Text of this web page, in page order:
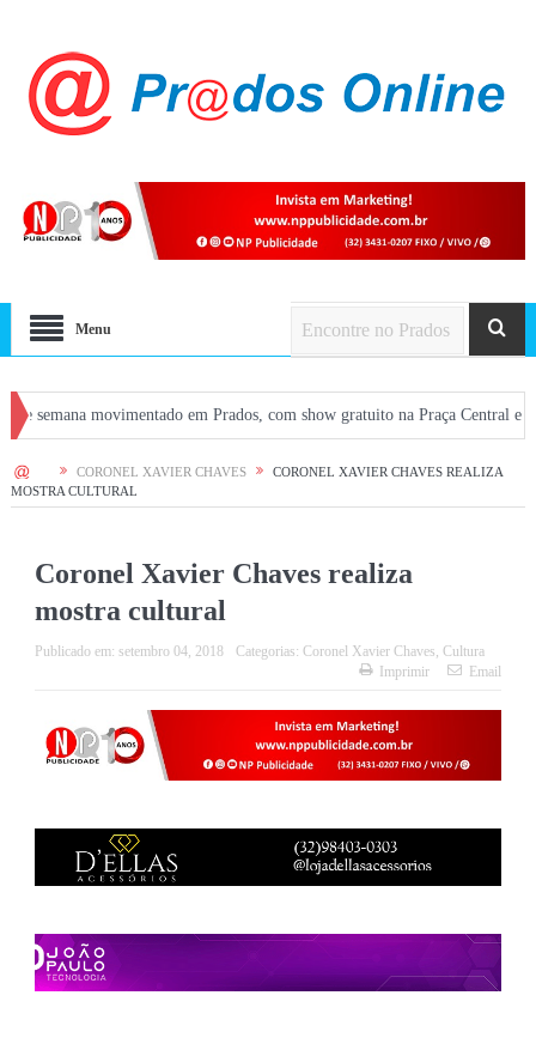
Menu
movimentado em Prados, com show gratuito na Praça Central e atrações em
HOME CORONEL XAVIER CHAVES
CORONEL XAVIER CHAVES REALIZA
MOSTRA CULTURAL
Coronel Xavier Chaves realiza
mostra cultural
Publicado em: setembro 04, 2018 Categorias: Coronel Xavier Chaves, Cultura
Imprimir
Email